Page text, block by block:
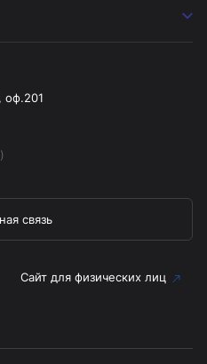
оф.201
связь
Сайт для физических лиц